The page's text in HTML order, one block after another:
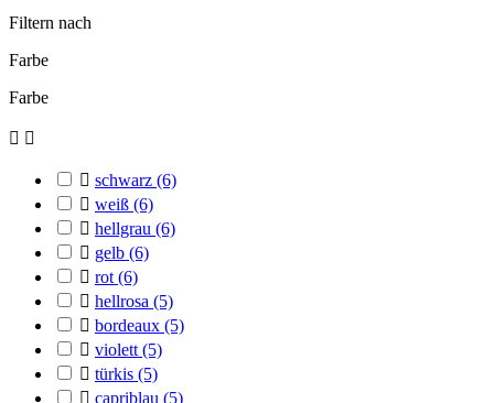
Filtern nach
Farbe
Farbe
 
 schwarz (6)
 weiß (6)
 hellgrau (6)
 gelb (6)
 rot (6)
 hellrosa (5)
 bordeaux (5)
 violett (5)
 türkis (5)
 capriblau (5)